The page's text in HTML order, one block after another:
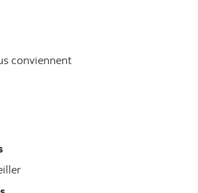
conviennent
numéros, contactez-nous par